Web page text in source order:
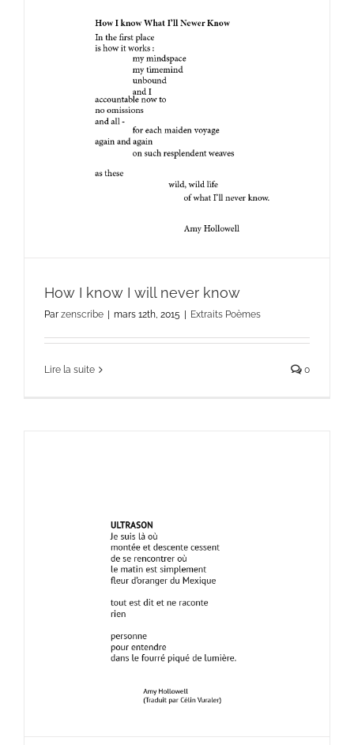
How I know I will never know
Par zenscribe | mars 12th, 2015 | Extraits Poèmes
Lire la suite 0